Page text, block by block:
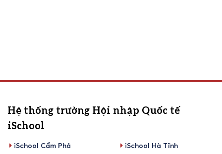
Hệ thống trường Hội nhập Quốc tế
iSchool
iSchool Cẩm Phả
iSchool Hà Tĩnh